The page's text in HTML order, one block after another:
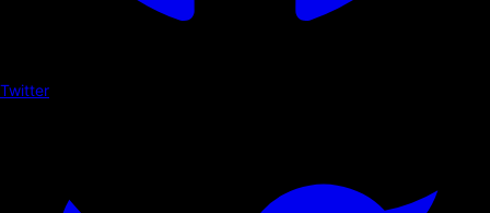
Twitter